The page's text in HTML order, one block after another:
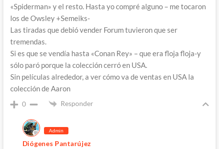
«Spiderman» y el resto. Hasta yo compré alguno – me tocaron
los de Owsley +Semeiks-
Las tiradas que debió vender Forum tuvieron que ser
tremendas.
Si es que se vendía hasta «Conan Rey» – que era floja floja-y
sólo paró porque la colección cerró en USA.
Sin películas alrededor, a ver cómo va de ventas en USA la
colección de Aaron
0 Responder
Admin
Diógenes Pantarújez